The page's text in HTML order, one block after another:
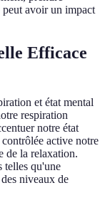
peut avoir un impact
Efficace
et état mental
respiration
notre état
active notre
de la relaxation.
telles qu'une
niveaux de